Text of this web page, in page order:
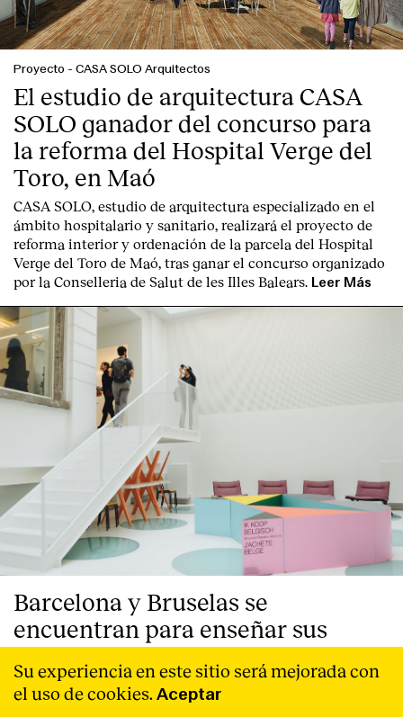
Proyecto - CASA SOLO Arquitectos
El estudio de arquitectura CASA
SOLO ganador del concurso para
la reforma del Hospital Verge del
Toro, en Maó
CASA SOLO, estudio de arquitectura especializado en el
ámbito hospitalario y sanitario, realizará el proyecto de
reforma interior y ordenación de la parcela del Hospital
Verge del Toro de Maó, tras ganar el concurso organizado
por la Conselleria de Salut de les Illes Balears. Leer Más
Barcelona y Bruselas se
encuentran para enseñar sus
equipamientos públicos
reactivadores de la ciudad
Su experiencia en este sitio será mejorada con
el uso de cookies. Aceptar